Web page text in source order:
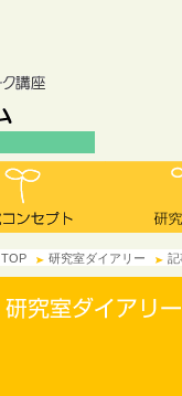
TOP 研究室ダイアリー 記